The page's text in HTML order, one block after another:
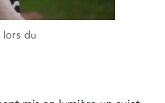
lors du